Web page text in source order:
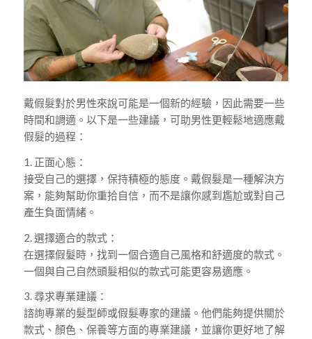
戴假髮對於男性來說可能是一個新的經驗，因此需要一些
時間和調適。以下是一些建議，可助男性更輕鬆地適應戴
假髮的過程：
1. 正面心態：
接受自己的選擇，保持積極的態度。戴假髮是一種解決方
案，能夠幫助你重拾自信，而不是讓你感到尷尬或對自己
產生負面情緒。
2. 選擇適合的款式：
在選擇假髮時，找到一個合適自己風格和舒適度的款式。
一個與自己自然頭髮相似的款式可能更容易適應。
3. 尋求專業建議：
諮詢專業的髮型師或假髮專家的建議。他們能夠提供關於
款式、顏色、保養等方面的專業建議，並讓你更好地了解